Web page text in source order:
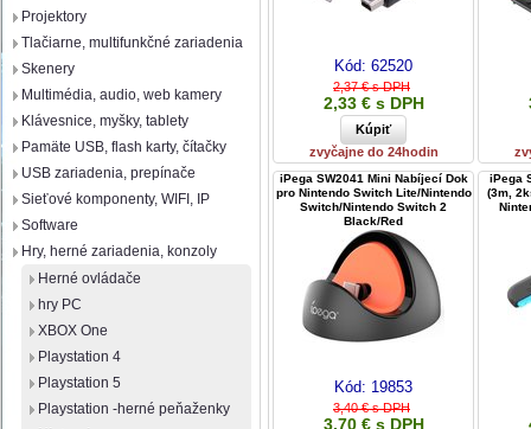
Projektory
Tlačiarne, multifunkčné zariadenia
Skenery
Multimédia, audio, web kamery
Klávesnice, myšky, tablety
Pamäte USB, flash karty, čítačky
USB zariadenia, prepínače
Sieťové komponenty, WIFI, IP
Software
Hry, herné zariadenia, konzoly
Herné ovládače
hry PC
XBOX One
Playstation 4
Playstation 5
Playstation -herné peňaženky
Kód: 62520
2,37 € s DPH
2,33 € s DPH
zvyčajne do 24hodin
iPega SW2041 Mini Nabíjecí Dok
pro Nintendo Switch Lite/Nintendo
Switch/Nintendo Switch 2
Black/Red
Kód: 19853
3,40 € s DPH
3,70 € s DPH
iPega
(3m,